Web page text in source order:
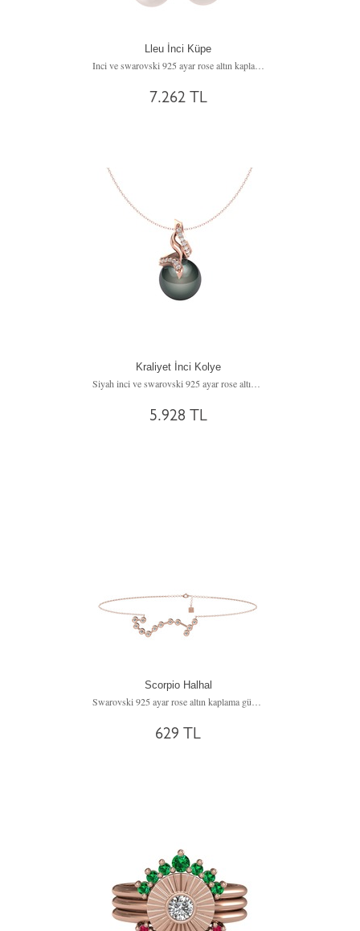
Lleu İnci Küpe
Inci ve swarovski 925 ayar rose altın kaplama gümüş küpe
7.262 TL
Kraliyet İnci Kolye
5.928 TL
Scorpio Halhal
629 TL